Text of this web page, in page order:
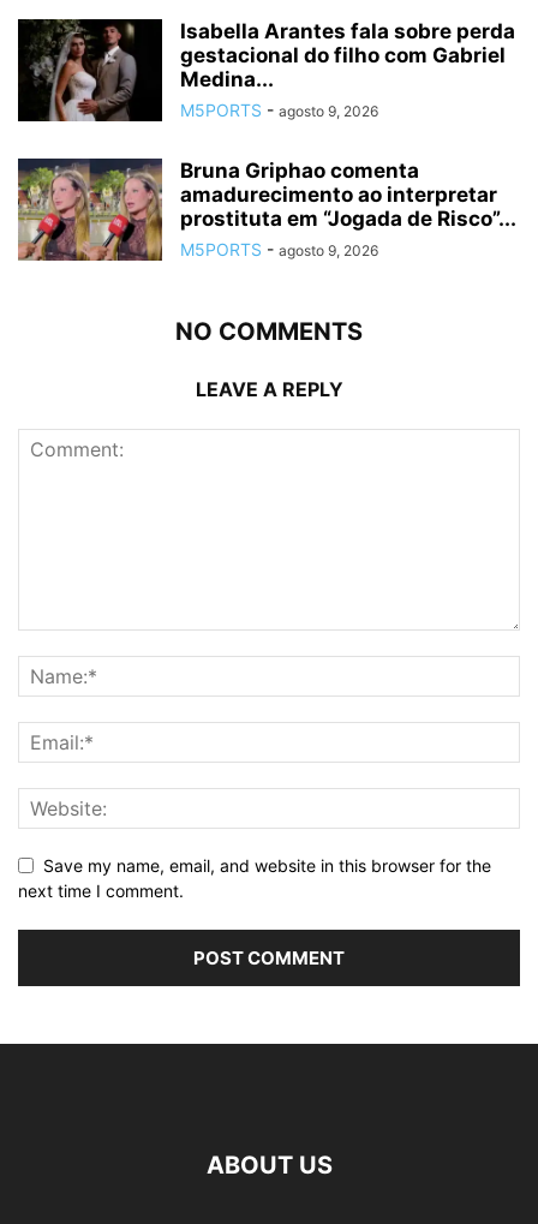
Isabella Arantes fala sobre perda
gestacional do filho com Gabriel
Medina...
M5PORTS - agosto 9, 2026
Bruna Griphao comenta
amadurecimento ao interpretar
prostituta em “Jogada de Risco”...
M5PORTS - agosto 9, 2026
NO COMMENTS
LEAVE A REPLY
Save my name, email, and website in this browser for the
next time I comment.
ABOUT US